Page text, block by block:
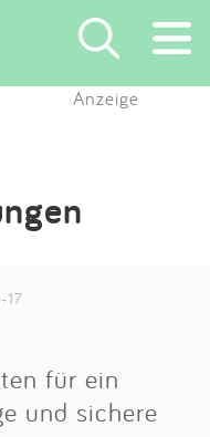
Anzeige
17
für ein
und sichere